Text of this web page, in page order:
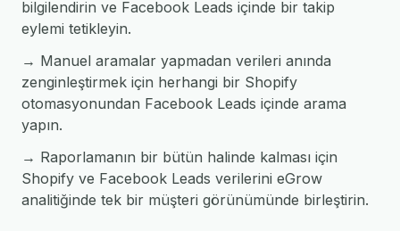
bilgilendirin ve Facebook Leads içinde bir takip
eylemi tetikleyin.
→ Manuel aramalar yapmadan verileri anında
zenginleştirmek için herhangi bir Shopify
otomasyonundan Facebook Leads içinde arama
yapın.
→ Raporlamanın bir bütün halinde kalması için
Shopify ve Facebook Leads verilerini eGrow
analitiğinde tek bir müşteri görünümünde birleştirin.